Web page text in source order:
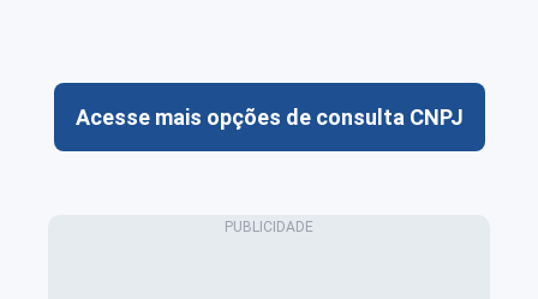
Acesse mais opções de consulta CNPJ